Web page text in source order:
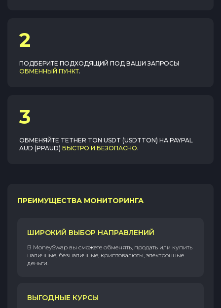
2
ПОДБЕРИТЕ ПОДХОДЯЩИЙ ПОД ВАШИ ЗАПРОСЫ
ОБМЕННЫЙ ПУНКТ.
3
ОБМЕНЯЙТЕ TETHER TON USDT (USDTTON) НА PAYPAL
AUD (PPAUD) БЫСТРО И БЕЗОПАСНО.
ПРЕИМУЩЕСТВА МОНИТОРИНГА
ШИРОКИЙ ВЫБОР НАПРАВЛЕНИЙ
В MoneySwap вы сможете обменять, продать или купить
наличные, безналичные, криптовалюты, электронные
деньги.
ВЫГОДНЫЕ КУРСЫ